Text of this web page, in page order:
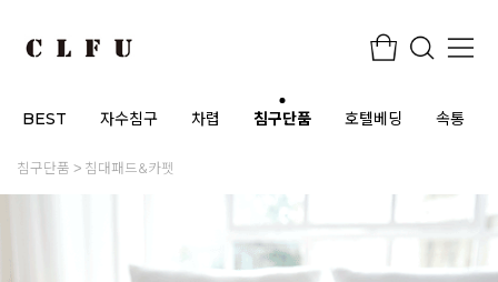
BEST 자수침구 차렵 침구단품 호텔베딩 속통
침구단품 침대패드&카펫